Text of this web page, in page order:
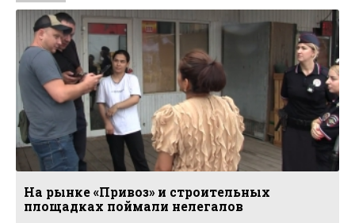
На рынке «Привоз» и строительных
площадках поймали нелегалов